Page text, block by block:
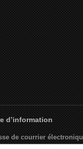
d’information
de courrier